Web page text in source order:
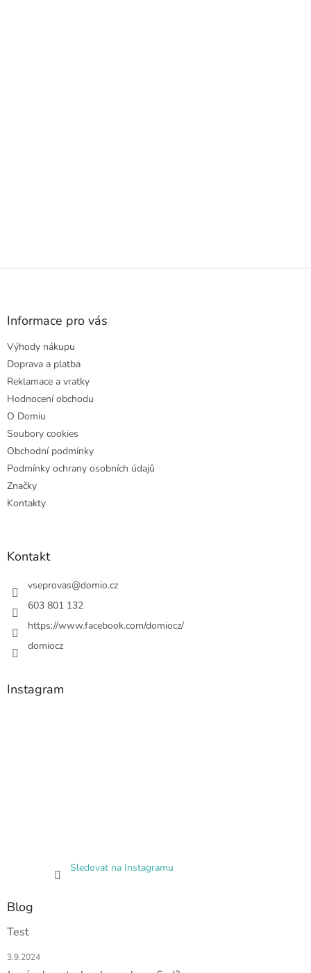
Z
Informace pro vás
Výhody nákupu
Doprava a platba
Reklamace a vratky
Hodnocení obchodu
O Domiu
Soubory cookies
Obchodní podmínky
Podmínky ochrany osobních údajů
Značky
Kontakty
Kontakt
vseprovas@domio.cz
603 801 132
https://www.facebook.com/domiocz/
domiocz
Instagram
Sledovat na Instagramu
Blog
Test
3.9.2024